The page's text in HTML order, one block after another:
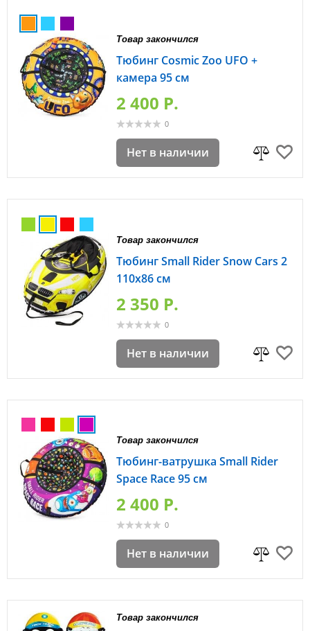
Товар закончился
Тюбинг Cosmic Zoo UFO +
камера 95 см
2 400 P.
0
Нет в наличии
Товар закончился
Тюбинг Small Rider Snow Cars 2
110х86 см
2 350 P.
0
Нет в наличии
Товар закончился
Тюбинг-ватрушка Small Rider
Space Race 95 см
2 400 P.
0
Нет в наличии
Товар закончился